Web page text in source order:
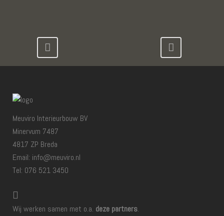
Meuviro Interieurbouw BV
Minervum 7487
4817 ZP Breda
Email: info@meuviro.nl
Tel: 076 521 3450
Wij werken samen met o.a. deze partners.